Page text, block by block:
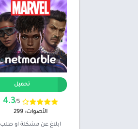
تحميل
4.3/5
الأصوات: 299
ابلاغ عن مشكلة او طلب